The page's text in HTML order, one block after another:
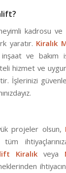
kadrosu ve
yaratır. Kiralık
ve bakım
hizmet ve
İşlerinizi
projeler olsun,
Kiralık veya